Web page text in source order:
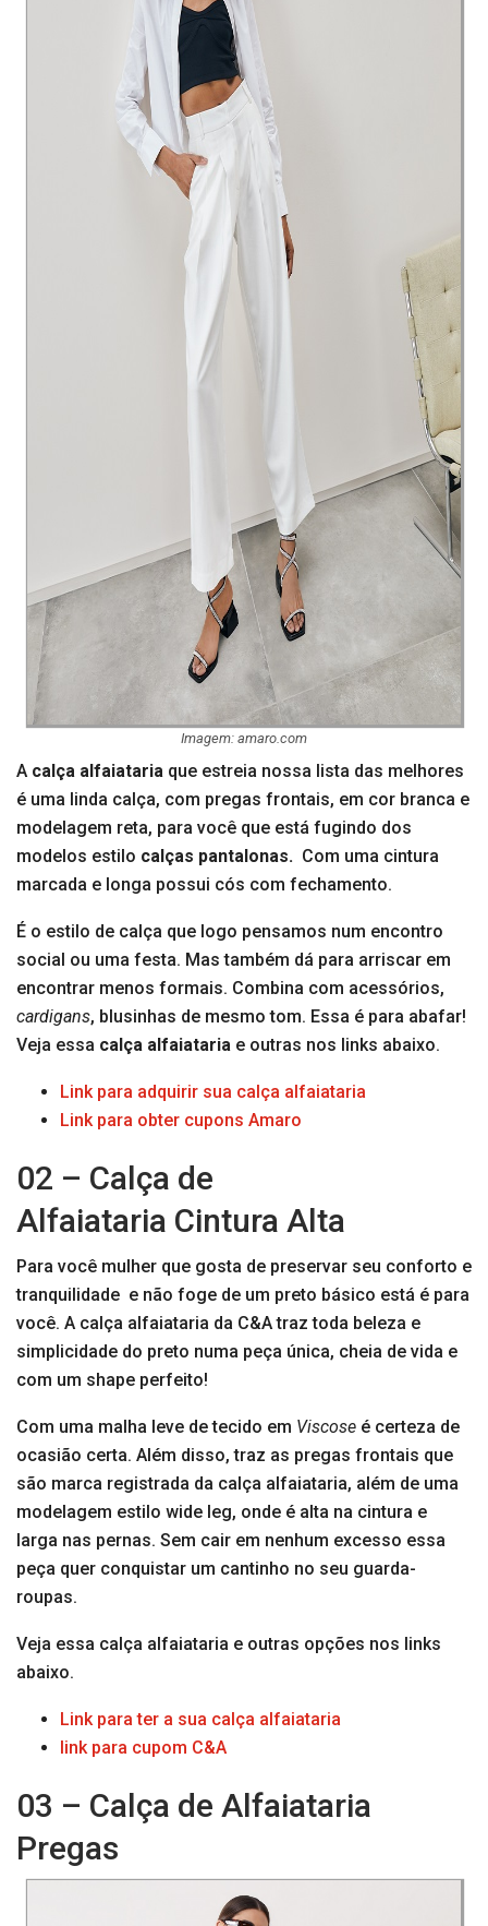
Imagem: amaro.com
A calça alfaiataria que estreia nossa lista das melhores
é uma linda calça, com pregas frontais, em cor branca e
modelagem reta, para você que está fugindo dos
modelos estilo calças pantalonas. Com uma cintura
marcada e longa possui cós com fechamento.
É o estilo de calça que logo pensamos num encontro
social ou uma festa. Mas também dá para arriscar em
encontrar menos formais. Combina com acessórios,
cardigans, blusinhas de mesmo tom. Essa é para abafar!
Veja essa calça alfaiataria e outras nos links abaixo.
Link para adquirir sua calça alfaiataria
Link para obter cupons Amaro
02 – Calça de
Alfaiataria Cintura Alta
Para você mulher que gosta de preservar seu conforto e
tranquilidade e não foge de um preto básico está é para
você. A calça alfaiataria da C&A traz toda beleza e
simplicidade do preto numa peça única, cheia de vida e
com um shape perfeito!
Com uma malha leve de tecido em Viscose é certeza de
ocasião certa. Além disso, traz as pregas frontais que
são marca registrada da calça alfaiataria, além de uma
modelagem estilo wide leg, onde é alta na cintura e
larga nas pernas. Sem cair em nenhum excesso essa
peça quer conquistar um cantinho no seu guarda-
roupas.
Veja essa calça alfaiataria e outras opções nos links
abaixo.
Link para ter a sua calça alfaiataria
link para cupom C&A
03 – Calça de Alfaiataria
Pregas